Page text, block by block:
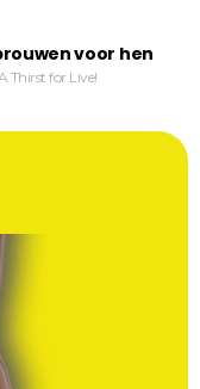
voor hen
Thirst for Live!